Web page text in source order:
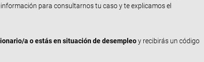
para consultarnos tu caso y te explicamos el
a o estás en situación de desempleoy recibirás un código